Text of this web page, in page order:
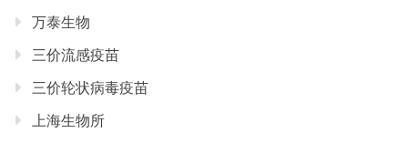
万泰生物
三价流感疫苗
三价轮状病毒疫苗
上海生物所